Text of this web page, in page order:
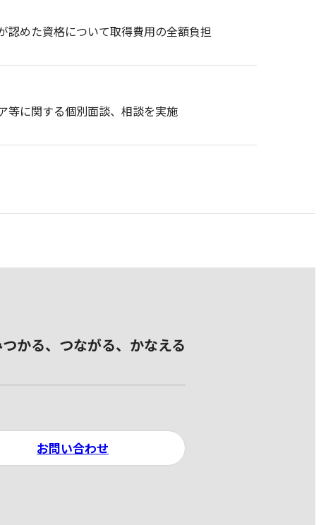
認めた資格について取得費用の全額負担
等に関する個別面談、相談を実施
かる、つながる、かなえる
お問い合わせ